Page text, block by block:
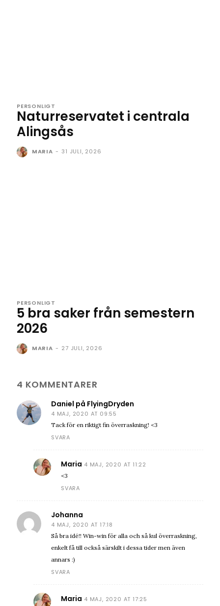
PERSONLIGT
Naturreservatet i centrala
Alingsås
MARIA - 31 JULI, 2026
PERSONLIGT
5 bra saker från semestern
2026
MARIA - 27 JULI, 2026
4 KOMMENTARER
Daniel på FlyingDryden
4 MAJ, 2020 AT 09:55
Tack för en riktigt fin överraskning! <3
SVARA
Maria 4 MAJ, 2020 AT 11:22
<3
SVARA
Johanna
4 MAJ, 2020 AT 17:18
Så bra idé!! Win-win för alla och så kul överraskning,
enkelt få till också särskilt i dessa tider men även
annars :)
SVARA
Maria 4 MAJ, 2020 AT 17:25